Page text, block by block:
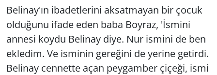
Belinay'ın ibadetlerini aksatmayan bir çocuk
olduğunu ifade eden baba Boyraz, 'İsmini
annesi koydu Belinay diye. Nur ismini de ben
ekledim. Ve isminin gereğini de yerine getirdi.
Belinay cennette açan peygamber çiçeği, ismi